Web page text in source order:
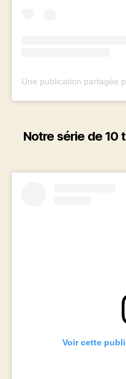
Notre série de 10
Voir cette